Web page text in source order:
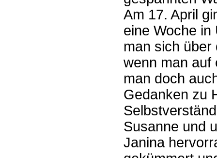
Am 17. April
eine Woche in
man sich über
wenn man auf
man doch
Gedanken zu
Susanne und
Janina